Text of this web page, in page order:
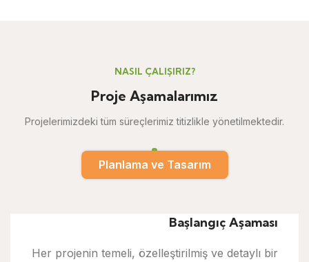
NASIL ÇALIŞIRIZ?
Proje Aşamalarımız
Projelerimizdeki tüm süreçlerimiz titizlikle yönetilmektedir.
Planlama ve Tasarım
Başlangıç Aşaması
Her projenin temeli, özelleştirilmiş ve detaylı bir